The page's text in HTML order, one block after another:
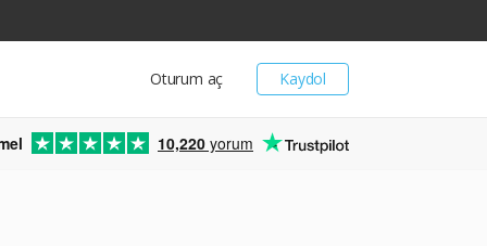
Kaydol
Oturum aç
10,220 yorum